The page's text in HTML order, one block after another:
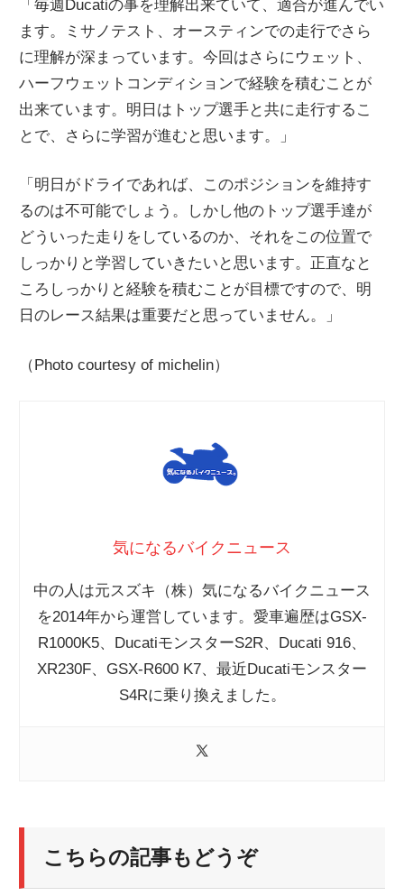
「毎週Ducatiの事を理解出来ていて、適合が進んでい
ます。ミサノテスト、オースティンでの走行でさら
に理解が深まっています。今回はさらにウェット、
ハーフウェットコンディションで経験を積むことが
出来ています。明日はトップ選手と共に走行するこ
とで、さらに学習が進むと思います。」
「明日がドライであれば、このポジションを維持す
るのは不可能でしょう。しかし他のトップ選手達が
どういった走りをしているのか、それをこの位置で
しっかりと学習していきたいと思います。正直なと
ころしっかりと経験を積むことが目標ですので、明
日のレース結果は重要だと思っていません。」
（Photo courtesy of michelin）
気になるバイクニュース
中の人は元スズキ（株）気になるバイクニュース
を2014年から運営しています。愛車遍歴はGSX-
R1000K5、DucatiモンスターS2R、Ducati 916、
XR230F、GSX-R600 K7、最近Ducatiモンスター
S4Rに乗り換えました。
こちらの記事もどうぞ